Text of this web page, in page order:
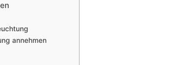
annehmen